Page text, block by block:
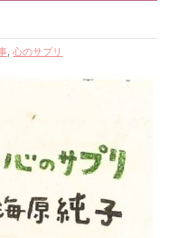
,心のサプリ